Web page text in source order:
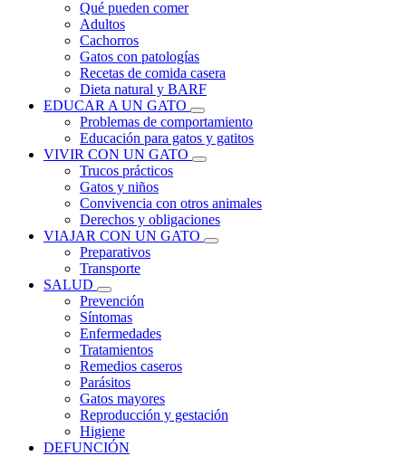
Qué pueden comer
Adultos
Cachorros
Gatos con patologías
Recetas de comida casera
Dieta natural y BARF
EDUCAR A UN GATO
Problemas de comportamiento
Educación para gatos y gatitos
VIVIR CON UN GATO
Trucos prácticos
Gatos y niños
Convivencia con otros animales
Derechos y obligaciones
VIAJAR CON UN GATO
Preparativos
Transporte
SALUD
Prevención
Síntomas
Enfermedades
Tratamientos
Remedios caseros
Parásitos
Gatos mayores
Reproducción y gestación
Higiene
DEFUNCIÓN